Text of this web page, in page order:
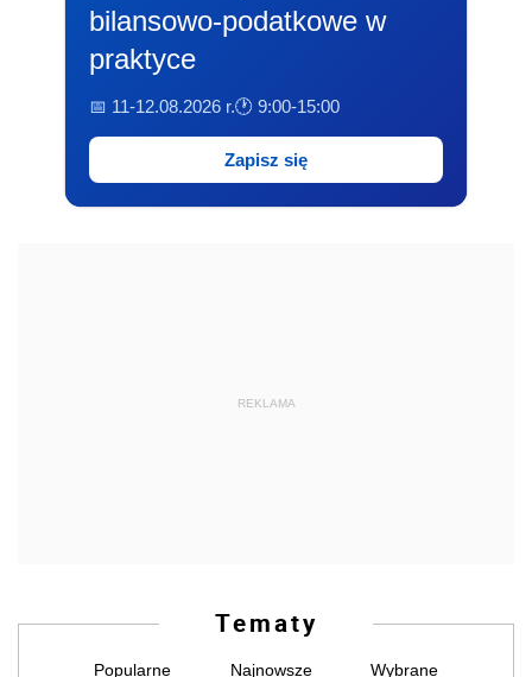
bilansowo-podatkowe w
praktyce
📅 11-12.08.2026 r.🕐 9:00-15:00
Zapisz się
REKLAMA
Tematy
Popularne Najnowsze Wybrane